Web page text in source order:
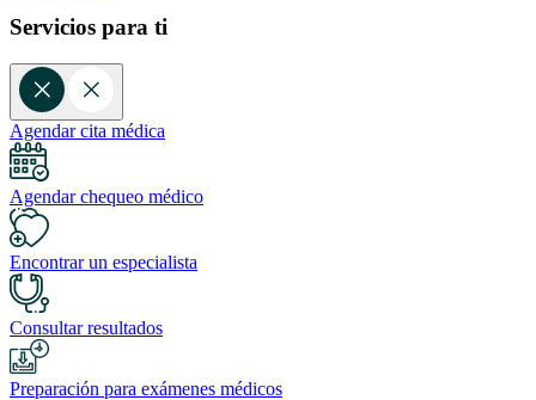
Servicios para ti
Agendar cita médica
Agendar chequeo médico
Encontrar un especialista
Consultar resultados
Preparación para exámenes médicos